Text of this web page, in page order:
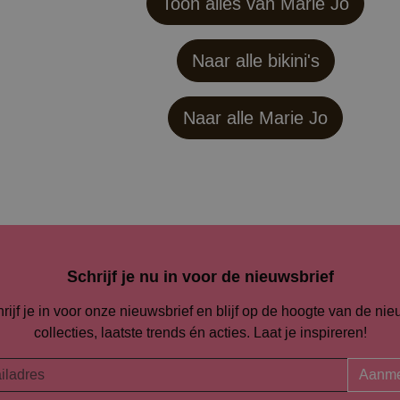
Naar alle bikini's
Naar alle Marie Jo
Schrijf je nu in voor de nieuwsbrief
je in voor onze nieuwsbrief en blijf op de hoogte van de
collecties, laatste trends én acties. Laat je inspireren!